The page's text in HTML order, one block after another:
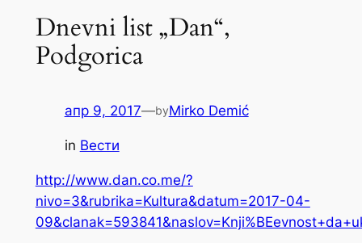
Dnevni list „Dan“,
Podgorica
апр 9, 2017—byMirko Demić
in Вести
http://www.dan.co.me/?
nivo=3&rubrika=Kultura&datum=2017-04-